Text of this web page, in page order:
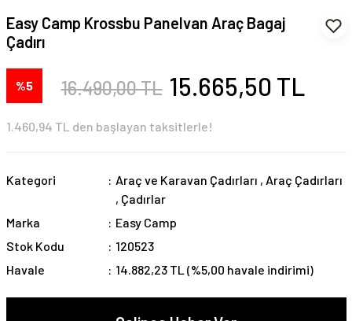
Easy Camp Krossbu Panelvan Araç Bagaj
Çadırı
%5 16.490,00 TL 15.665,50 TL
1.460,94 TL den başlayan taksitlerle!
Kategori Araç ve Karavan Çadırları , Araç Çadırları
, Çadırlar
Marka
Easy Camp
Stok Kodu
120523
Havale
14.882,23 TL (%5,00 havale indirimi)